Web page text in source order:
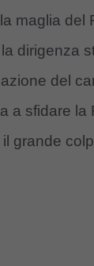
maglia del
dirigenza
del
a sfidare la
grande